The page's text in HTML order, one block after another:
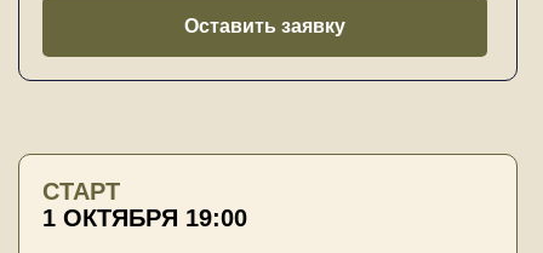
Оставить заявку
СТАРТ
1 ОКТЯБРЯ 19:00